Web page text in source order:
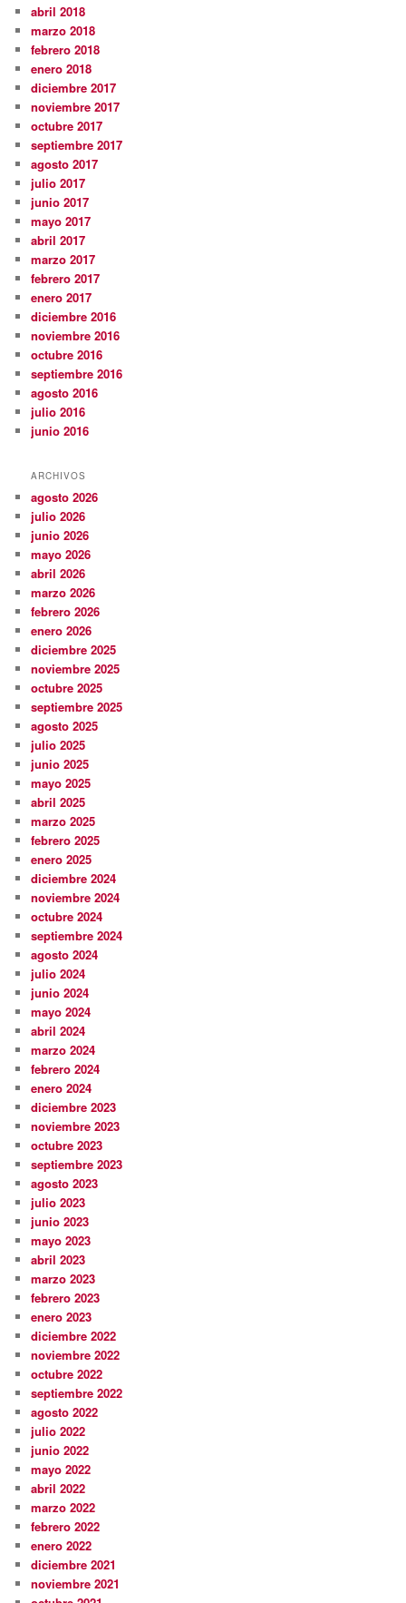
abril 2018
marzo 2018
febrero 2018
enero 2018
diciembre 2017
noviembre 2017
octubre 2017
septiembre 2017
agosto 2017
julio 2017
junio 2017
mayo 2017
abril 2017
marzo 2017
febrero 2017
enero 2017
diciembre 2016
noviembre 2016
octubre 2016
septiembre 2016
agosto 2016
julio 2016
junio 2016
ARCHIVOS
agosto 2026
julio 2026
junio 2026
mayo 2026
abril 2026
marzo 2026
febrero 2026
enero 2026
diciembre 2025
noviembre 2025
octubre 2025
septiembre 2025
agosto 2025
julio 2025
junio 2025
mayo 2025
abril 2025
marzo 2025
febrero 2025
enero 2025
diciembre 2024
noviembre 2024
octubre 2024
septiembre 2024
agosto 2024
julio 2024
junio 2024
mayo 2024
abril 2024
marzo 2024
febrero 2024
enero 2024
diciembre 2023
noviembre 2023
octubre 2023
septiembre 2023
agosto 2023
julio 2023
junio 2023
mayo 2023
abril 2023
marzo 2023
febrero 2023
enero 2023
diciembre 2022
noviembre 2022
octubre 2022
septiembre 2022
agosto 2022
julio 2022
junio 2022
mayo 2022
abril 2022
marzo 2022
febrero 2022
enero 2022
diciembre 2021
noviembre 2021